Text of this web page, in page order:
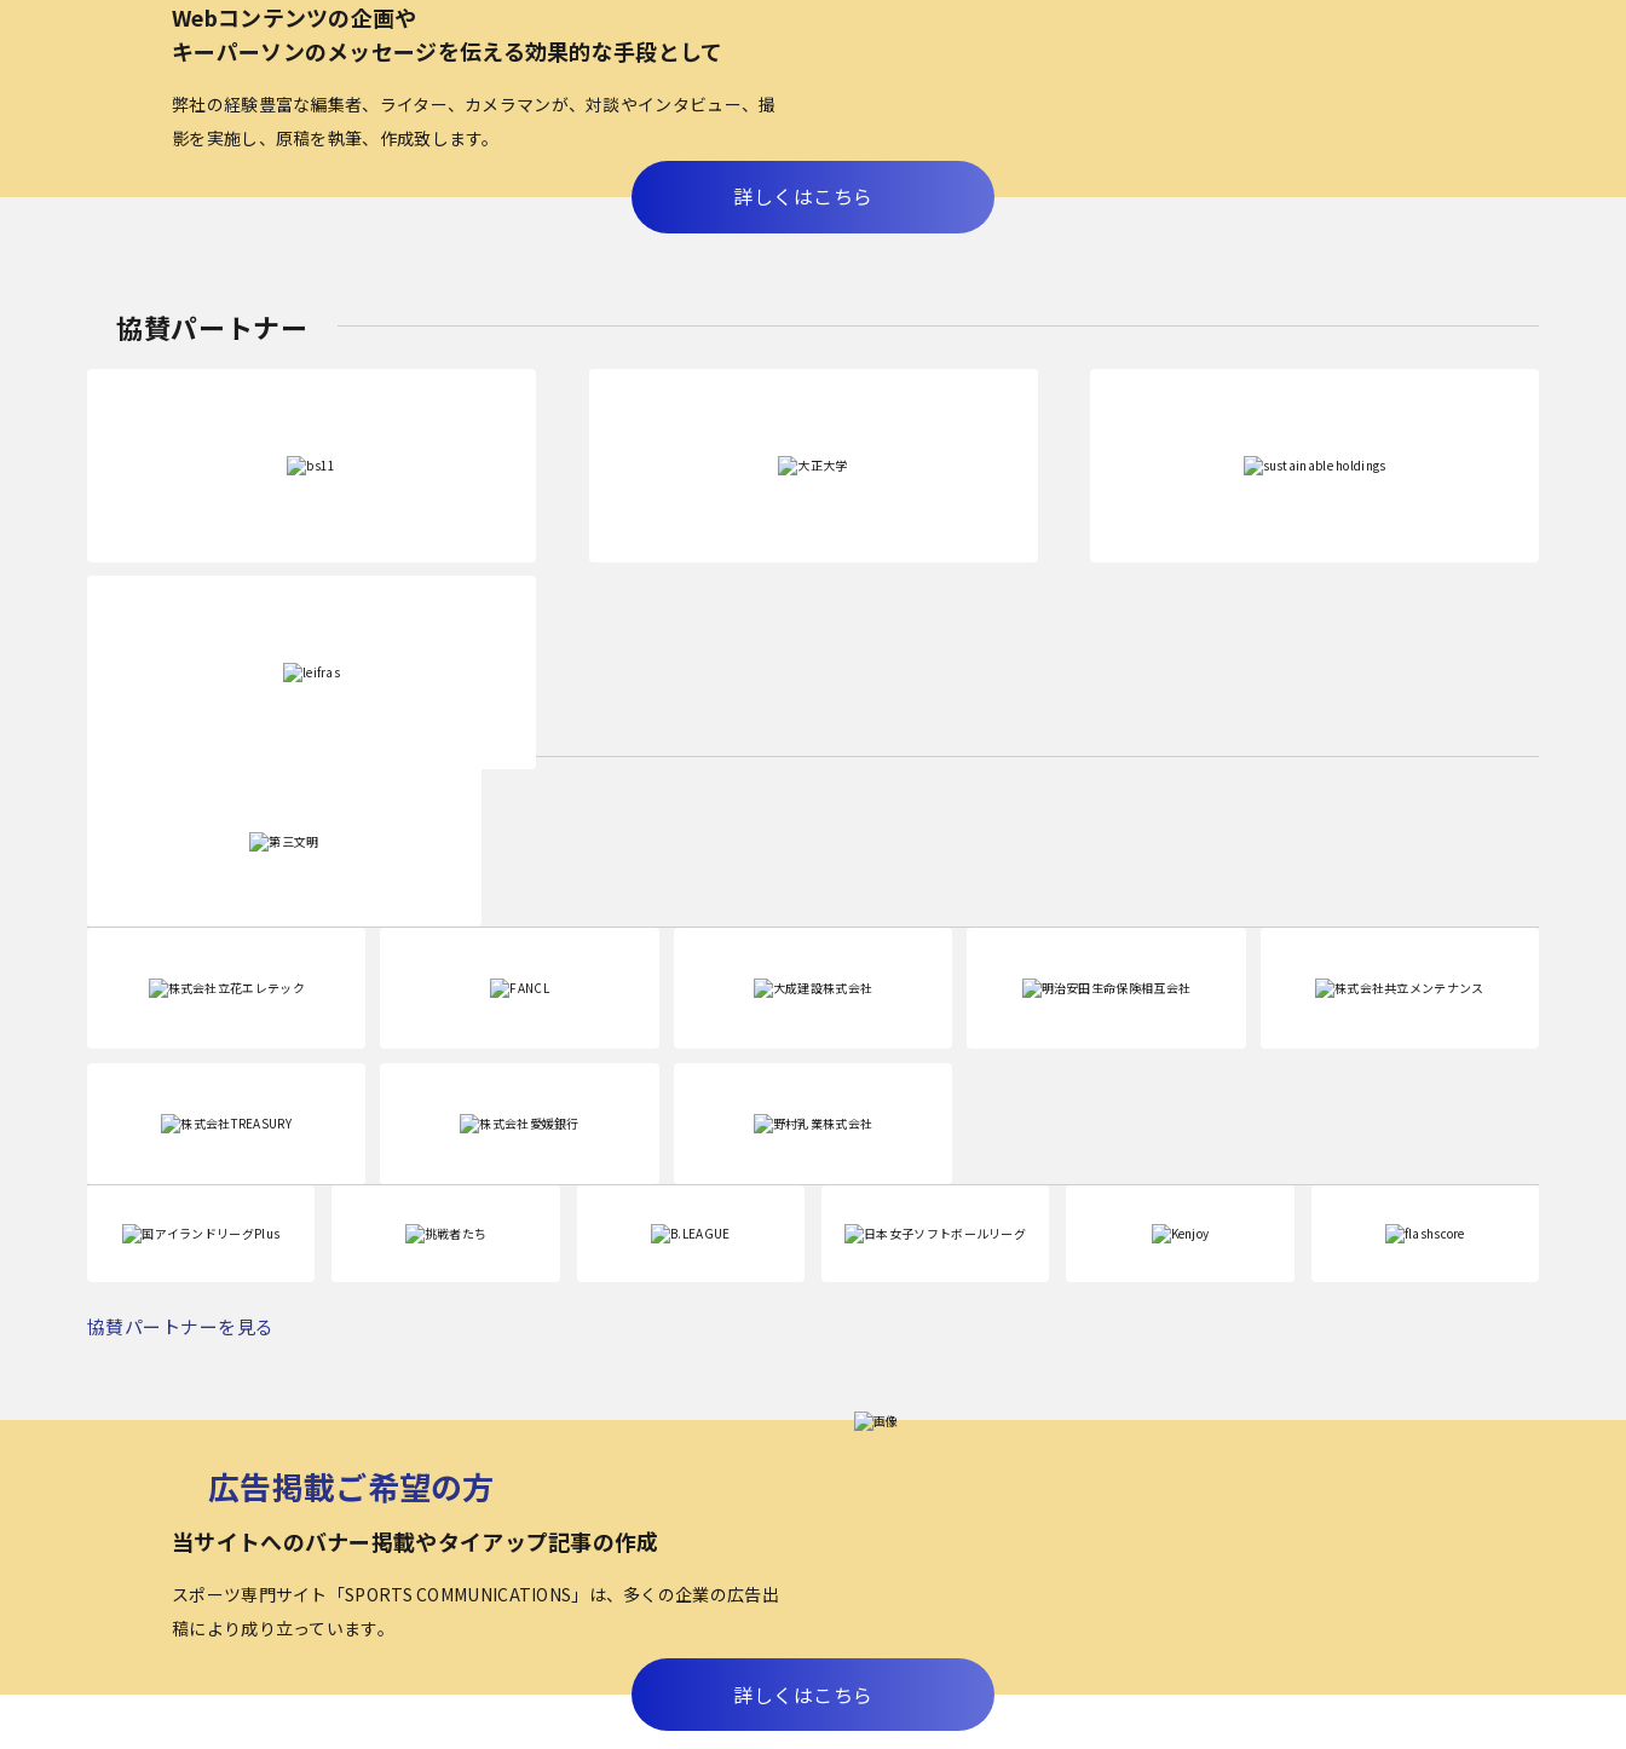
Webコンテンツの企画や
キーパーソンのメッセージを伝える効果的な手段として
弊社の経験豊富な編集者、ライター、カメラマンが、対談やインタビュー、撮
影を実施し、原稿を執筆、作成致します。
詳しくはこちら
協賛パートナー
協賛パートナーを見る
広告掲載ご希望の方
当サイトへのバナー掲載やタイアップ記事の作成
スポーツ専門サイト「SPORTS COMMUNICATIONS」は、多くの企業の広告出
稿により成り立っています。
詳しくはこちら